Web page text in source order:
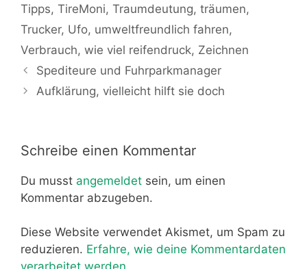
Tipps, TireMoni, Traumdeutung, träumen,
Trucker, Ufo, umweltfreundlich fahren,
Verbrauch, wie viel reifendruck, Zeichnen
Spediteure und Fuhrparkmanager
Aufklärung, vielleicht hilft sie doch
Schreibe einen Kommentar
Du musst angemeldet sein, um einen
Kommentar abzugeben.
Diese Website verwendet Akismet, um Spam zu
reduzieren. Erfahre, wie deine Kommentardaten
verarbeitet werden.